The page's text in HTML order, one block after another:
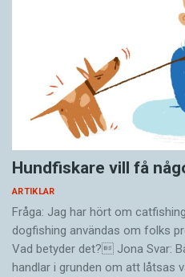
Hundfiskare vill få
ARTIKLAR
Fråga: Jag har hört om
dogfishing användas om folks
Vad betyder det? Jona Svar:
handlar i grunden om att låtsas